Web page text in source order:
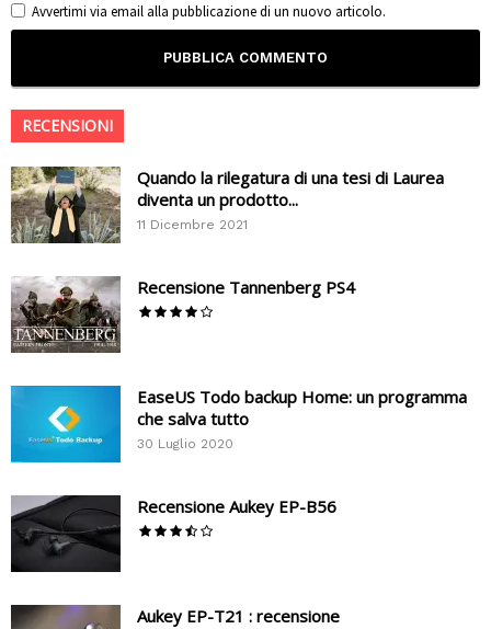
Avvertimi via email alla pubblicazione di un nuovo articolo.
RECENSIONI
Quando la rilegatura di una tesi di Laurea
diventa un prodotto...
11 Dicembre 2021
Recensione Tannenberg PS4
EaseUS Todo backup Home: un programma
che salva tutto
30 Luglio 2020
Recensione Aukey EP-B56
Aukey EP-T21 : recensione